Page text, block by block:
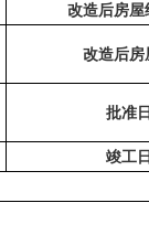
改造后房屋
改造后房
批准
竣工